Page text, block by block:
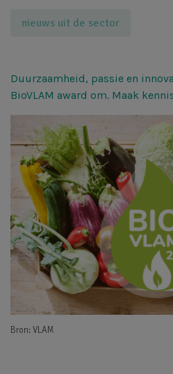
nieuws uit de sector
Duurzaamheid, passie en
BioVLAM award om. Maak
Bron: VLAM